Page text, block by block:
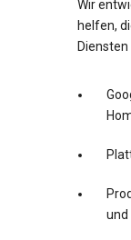
Wir
helfen,
und